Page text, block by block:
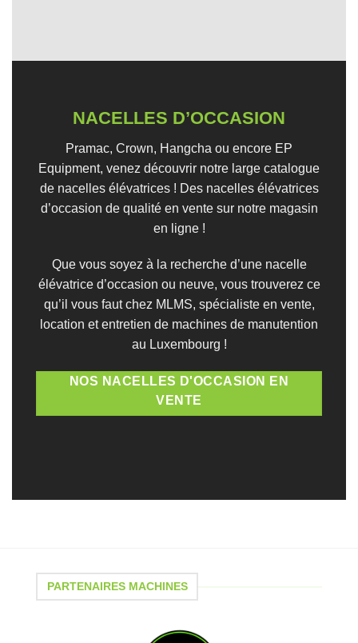
NACELLES D’OCCASION
Pramac, Crown, Hangcha ou encore EP
Equipment, venez découvrir notre large catalogue
de nacelles élévatrices ! Des nacelles élévatrices
d’occasion de qualité en vente sur notre magasin
en ligne !
Que vous soyez à la recherche d’une nacelle
élévatrice d’occasion ou neuve, vous trouverez ce
qu’il vous faut chez MLMS, spécialiste en vente,
location et entretien de machines de manutention
au Luxembourg !
NOS NACELLES D'OCCASION EN
VENTE
PARTENAIRES MACHINES